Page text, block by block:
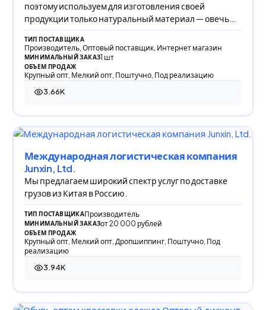
поэтому используем для изготовления своей
продукции только натуральный материал — овечью
шерсть,
ТИП ПОСТАВЩИКА
Производитель, Оптовый поставщик, Интернет магазин
МИНИМАЛЬНЫЙ ЗАКАЗ1 шт
ОБЪЕМ ПРОДАЖ
Крупный опт, Мелкий опт, Поштучно, Под реализацию
3.66K
3 663 просмотра
Международная логистическая компания
Junxin, Ltd.
Мы предлагаем широкий спектр услуг по доставке
грузов из Китая в Россию.
ТИП ПОСТАВЩИКАПроизводитель
МИНИМАЛЬНЫЙ ЗАКАЗот 20 000 рублей
ОБЪЕМ ПРОДАЖ
Крупный опт, Мелкий опт, Дропшиппинг, Поштучно, Под
реализацию
3.94K
3 940 просмотров